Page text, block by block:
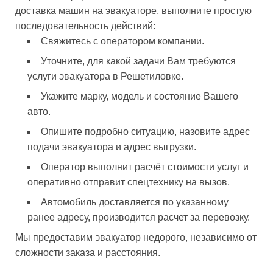
доставка машин на эвакуаторе, выполните простую
последовательность действий:
Свяжитесь с оператором компании.
Уточните, для какой задачи Вам требуются
услуги эвакуатора в Решетиловке.
Укажите марку, модель и состояние Вашего
авто.
Опишите подробно ситуацию, назовите адрес
подачи эвакуатора и адрес выгрузки.
Оператор выполнит расчёт стоимости услуг и
оперативно отправит спецтехнику на вызов.
Автомобиль доставляется по указанному
ранее адресу, производится расчет за перевозку.
Мы предоставим эвакуатор недорого, независимо от
сложности заказа и расстояния.